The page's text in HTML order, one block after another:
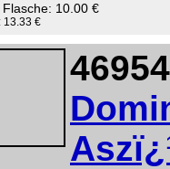
10.00 €
13.33 €